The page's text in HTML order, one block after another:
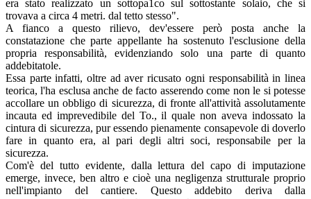
era stato realizzato un sottopa1co sul sottostante solaio, che si
trovava a circa 4 metri. dal tetto stesso".
A fianco a questo rilievo, dev'essere però posta anche la
constatazione che parte appellante ha sostenuto l'esclusione della
propria responsabilità, evidenziando solo una parte di quanto
addebitatole.
Essa parte infatti, oltre ad aver ricusato ogni responsabilità in linea
teorica, l'ha esclusa anche de facto asserendo come non le si potesse
accollare un obbligo di sicurezza, di fronte all'attività assolutamente
incauta ed imprevedibile del To., il quale non aveva indossato la
cintura di sicurezza, pur essendo pienamente consapevole di doverlo
fare in quanto era, al pari degli altri soci, responsabile per la
sicurezza.
Com'è del tutto evidente, dalla lettura del capo di imputazione
emerge, invece, ben altro e cioè una negligenza strutturale proprio
nell'impianto del cantiere. Questo addebito deriva dalla